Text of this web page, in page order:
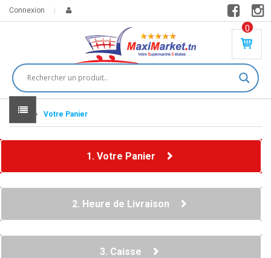
Connexion
0
PR
DU
IT(
S)
Home Votre Panier
1. Votre Panier
2. Heure de Livraison
3. Caisse